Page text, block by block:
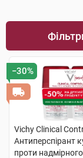
−30%
Vichy Clinical
Антиперспірант
проти надмірного